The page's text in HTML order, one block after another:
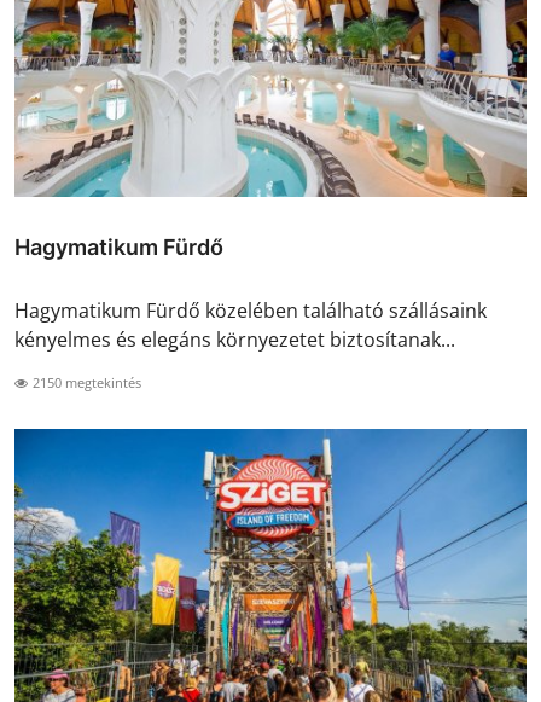
Hagymatikum Fürdő
Hagymatikum Fürdő közelében található szállásaink
kényelmes és elegáns környezetet biztosítanak...
2150 megtekintés